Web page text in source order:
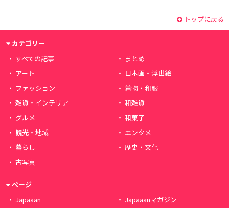
トップに戻る
カテゴリー
すべての記事
まとめ
アート
日本画・浮世絵
ファッション
着物・和服
雑貨・インテリア
和雑貨
グルメ
和菓子
観光・地域
エンタメ
暮らし
歴史・文化
古写真
ページ
Japaaan
Japaaanマガジン